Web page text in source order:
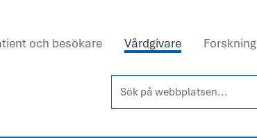
och besökare Vårdgivare Forskning
Sök på webbplatsen...